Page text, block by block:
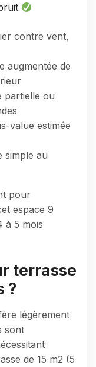
contre vent,
augmentée de
partielle ou
value estimée
simple au
pour
espace 9
à 5 mois
terrasse
?
légèrement
sont
de 15 m2 (5